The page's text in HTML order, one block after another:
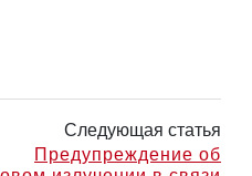
Следующая статья
Предупреждение об